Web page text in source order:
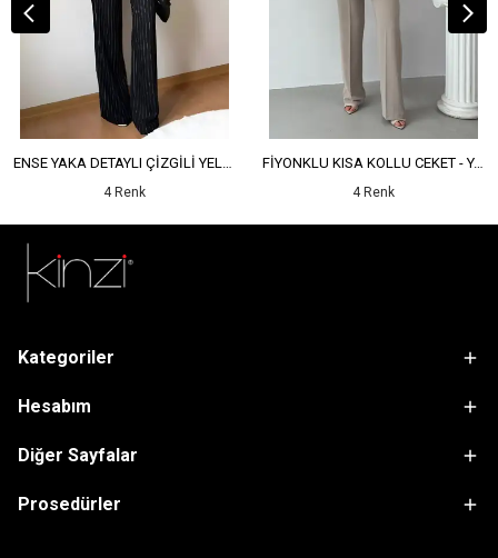
ENSE YAKA DETAYLI ÇİZGİLİ YELEK - YÜKSEK BEL DETAYLI ÇİZGİLİ PANTOLON
4 Renk
FİYONKLU KISA KOLLU CEKET - YÜKSEK BEL SALAŞ PANTOLON
4 Renk
Kategoriler
Hesabım
Diğer Sayfalar
Prosedürler